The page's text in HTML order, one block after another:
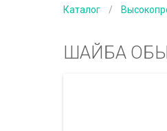
Каталог /
ШАЙБА